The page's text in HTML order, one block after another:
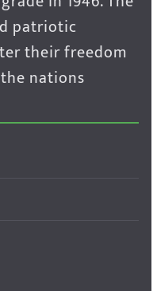
patriotic
their freedom
nations